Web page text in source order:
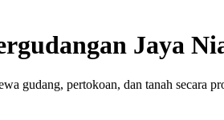
Jaya
gudang, pertokoan, dan tanah secara